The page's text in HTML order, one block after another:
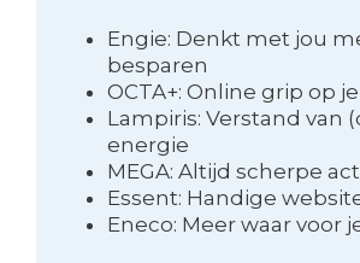
Engie: Denkt met jou
besparen
OCTA+: Online grip op
Lampiris: Verstand van
energie
MEGA: Altijd scherpe
Essent: Handige
Eneco: Meer waar voor